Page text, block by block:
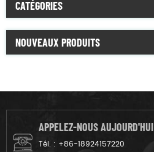
CATÉGORIES
NOUVEAUX PRODUITS
APPELEZ-NOUS AUJOURD'HUI
Tél. : +86-18924157220